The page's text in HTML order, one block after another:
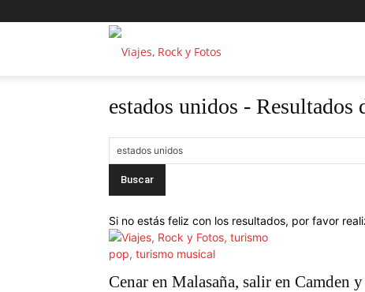
Rock
estados unidos - Resultados
Si no estás feliz con los resultados, por favor
Cenar en Malasaña, salir en Camden